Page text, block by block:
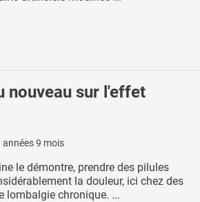
nouveau sur l'effet
années 9 mois
le démontre, prendre des pilules
la douleur, ici chez des
lombalgie chronique. ...